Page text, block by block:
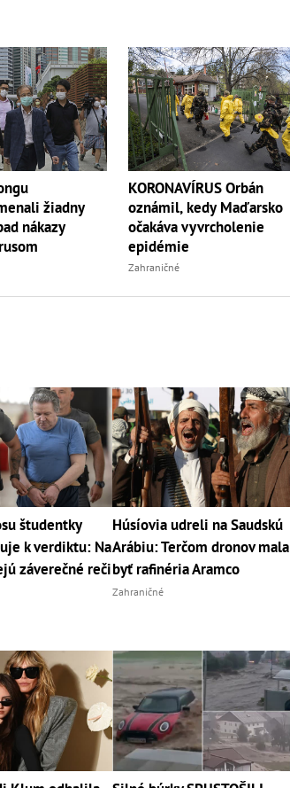
žiadny
nákazy
KORONAVÍRUS Orbán
oznámil, kedy Maďarsko
očakáva vyvrcholenie
epidémie
Zahraničné
študentky
k verdiktu: Na
záverečné reči
Húsíovia udreli na Saudskú
Arábiu: Terčom dronov mala
byť rafinéria Aramco
Zahraničné